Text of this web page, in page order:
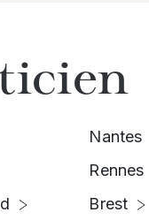
Nantes
Rennes
Brest